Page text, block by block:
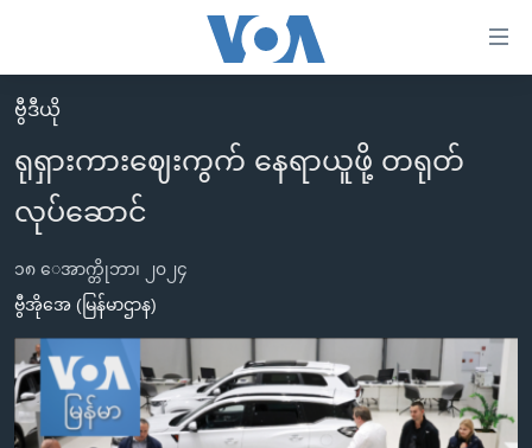
လွယ်ကူ
စေ
သည့်
Link
များ
ပင်မ
အကြောင်းအရာ
သို့
ကျော်
ကြည့်
မူလစာမျက်နှာ
မြန်မာ
ကမ္ဘာ့သတင်းများ
အမေရိကန်
တရုတ်
အစ္စရေး-ပါလက်စတိုင်း
သတင်းလွတ်လပ်ခွင့်
ရပ်ဝန်းတခု လမ်းတခု အလွန်
အင်္ဂလိပ်စာလေ့လာမယ်
အမေရိကန်သုံးအီဒီယံ
အပတ်စဉ်ကဏ္ဍများ
ဗွီဒီယို
ရုရှားကားဈေးကွက် နေရာယူဖို့ တရုတ်
လုပ်ဆောင်
၁၈ ေအာက္တိုဘာ၊ ၂၀၂၄
ဗွီအိုအေ (မြန်မာဌာန)